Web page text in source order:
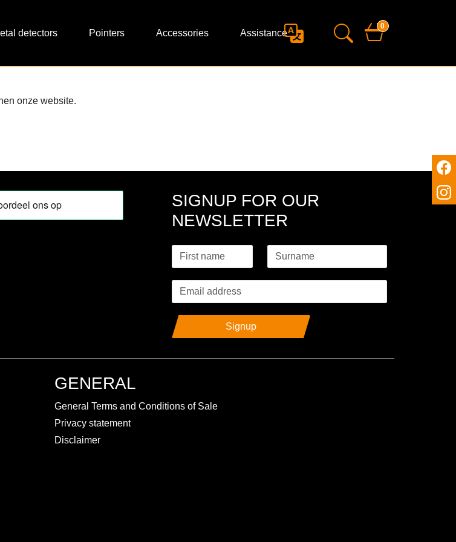
detectors Pointers Accessories Assistance
0
onze website.
SIGNUP FOR OUR
NEWSLETTER
Signup
GENERAL
General Terms and Conditions of Sale
Privacy statement
Disclaimer